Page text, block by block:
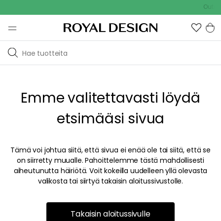
Emme valitettavasti löydä
etsimääsi sivua
Tämä voi johtua siitä, että sivua ei enää ole tai siitä, että se
on siirretty muualle. Pahoittelemme tästä mahdollisesti
aiheutunutta häiriötä. Voit kokeilla uudelleen yllä olevasta
valikosta tai siirtyä takaisin aloitussivustolle.
Takaisin aloitussivulle